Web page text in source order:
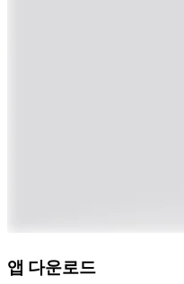
앱 다운로드